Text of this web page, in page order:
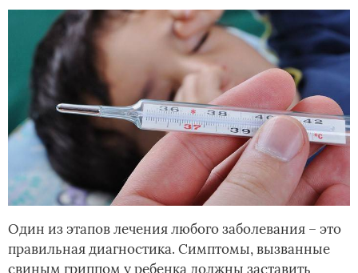
Один из этапов лечения любого заболевания – это
правильная диагностика. Симптомы, вызванные
свиным гриппом у ребенка должны заставить